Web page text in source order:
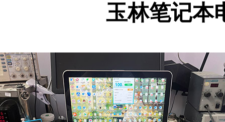
玉林笔记本